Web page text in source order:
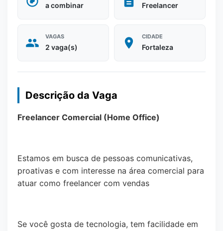
a combinar Freelancer
VAGAS
2 vaga(s)
CIDADE
Fortaleza
Descrição da Vaga
Freelancer Comercial (Home Office)
Estamos em busca de pessoas comunicativas,
proativas e com interesse na área comercial para
atuar como freelancer com vendas
Se você gosta de tecnologia, tem facilidade em